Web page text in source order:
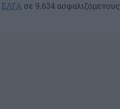
ΕΛΓΑ σε 9.634 ασφαλιζόμενους